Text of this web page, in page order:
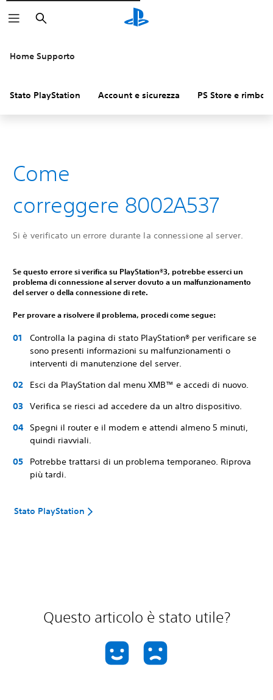
Cerca
Home Supporto
Stato PlayStation Account e sicurezza PS Store e
Come
correggere 8002A537
Si è verificato un errore durante la connessione al server.
Se questo errore si verifica su PlayStation®3, potrebbe esserci un
problema di connessione al server dovuto a un malfunzionamento
del server o della connessione di rete.
Per provare a risolvere il problema, procedi come segue:
Controlla la pagina di stato PlayStation® per verificare se
sono presenti informazioni su malfunzionamenti o
interventi di manutenzione del server.
Esci da PlayStation dal menu XMB™ e accedi di nuovo.
Verifica se riesci ad accedere da un altro dispositivo.
Spegni il router e il modem e attendi almeno 5 minuti,
quindi riavviali.
Potrebbe trattarsi di un problema temporaneo. Riprova
più tardi.
Stato PlayStation
Questo articolo è stato utile?